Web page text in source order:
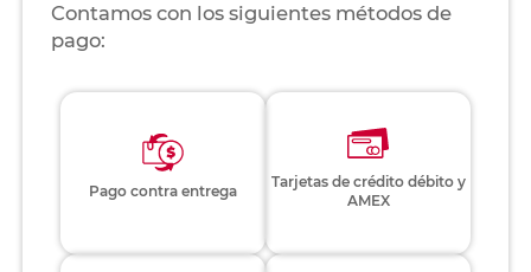
Contamos con los siguientes métodos de
pago:
Pago contra entrega
Tarjetas de crédito débito y
AMEX